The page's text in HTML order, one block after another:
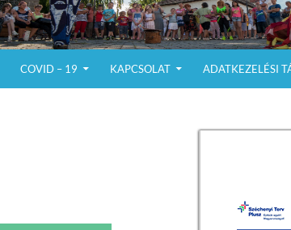
COVID – 19 KAPCSOLAT ADATKEZELÉSI